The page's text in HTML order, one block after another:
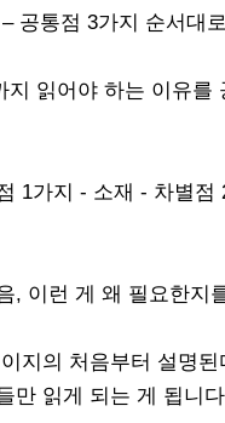
공통점 3가지 순서대
읽어야 하는 이유
1가지 - 소재 - 차별
, 이런 게 왜 필요한지
지의 처음부터 설명
만 읽게 되는 게 됩니